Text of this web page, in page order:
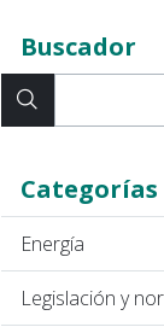
Buscador
Categorías
Energía
Legislación y